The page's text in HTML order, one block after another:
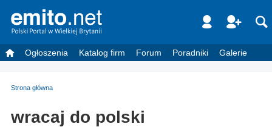
Ogłoszenia Katalog firm Forum Poradniki Galerie
Strona główna
wracaj do polski